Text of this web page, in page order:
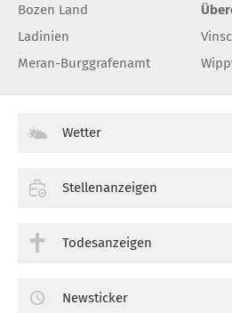
Bozen Land
Ladinien
Meran-Burggrafenamt
Wetter
Stellenanzeigen
Todesanzeigen
Newsticker